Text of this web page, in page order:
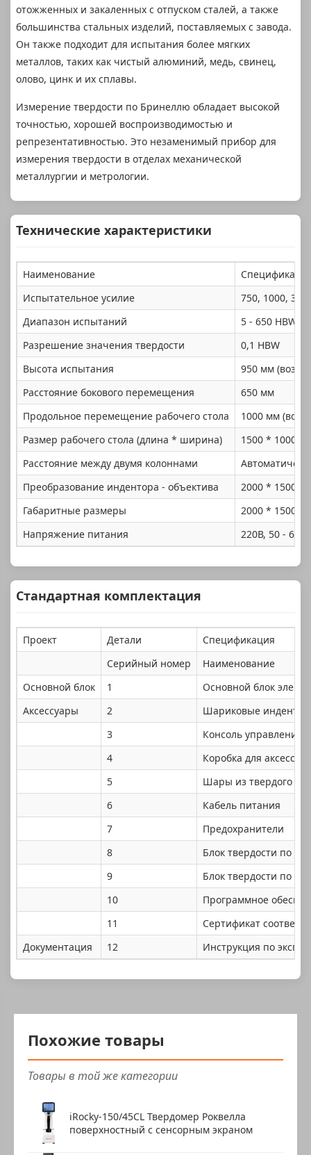
отожженных и закаленных с отпуском сталей, а также
большинства стальных изделий, поставляемых с завода.
Он также подходит для испытания более мягких
металлов, таких как чистый алюминий, медь, свинец,
олово, цинк и их сплавы.
Измерение твердости по Бринеллю обладает высокой
точностью, хорошей воспроизводимостью и
репрезентативностью. Это незаменимый прибор для
измерения твердости в отделах механической
металлургии и метрологии.
Технические характеристики
Наименование
Испытательное усилие
750, 1000,
Диапазон испытаний
5 - 650 HBW
Разрешение значения твердости
0,1 HBW
Высота испытания
950 мм
Расстояние бокового перемещения
650 мм
Продольное перемещение рабочего стола
1000 мм
Размер рабочего стола (длина * ширина)
1500 * 1000
Расстояние между двумя колоннами
Преобразование индентора - объектива
2000 * 1500 *
Габаритные размеры
2000 * 1500 *
Напряжение питания
220В, 50 - 60
Стандартная комплектация
Проект Детали
Спецификация
Серийный номер
Наименование
Основной блок
1
Основной блок
Аксессуары
2
Шариковые
3
Консоль управления
4
Коробка для
5
Шары из твердого
6
Кабель питания
7
Предохранители
8
Блок твердости по
9
Блок твердости по
10
Программное
11
Сертификат
Документация
12 Инструкция по
Похожие товары
Товары в той же категории
iRocky-150/45CL Твердомер Роквелла
поверхностный с сенсорным экраном